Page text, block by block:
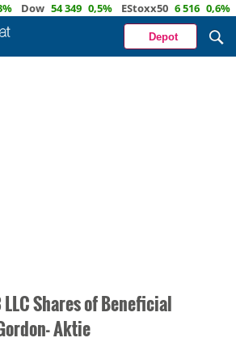
54 349 0,5% EStoxx50 6 516 0,6%
Depot
Shares of Beneficial
Aktie